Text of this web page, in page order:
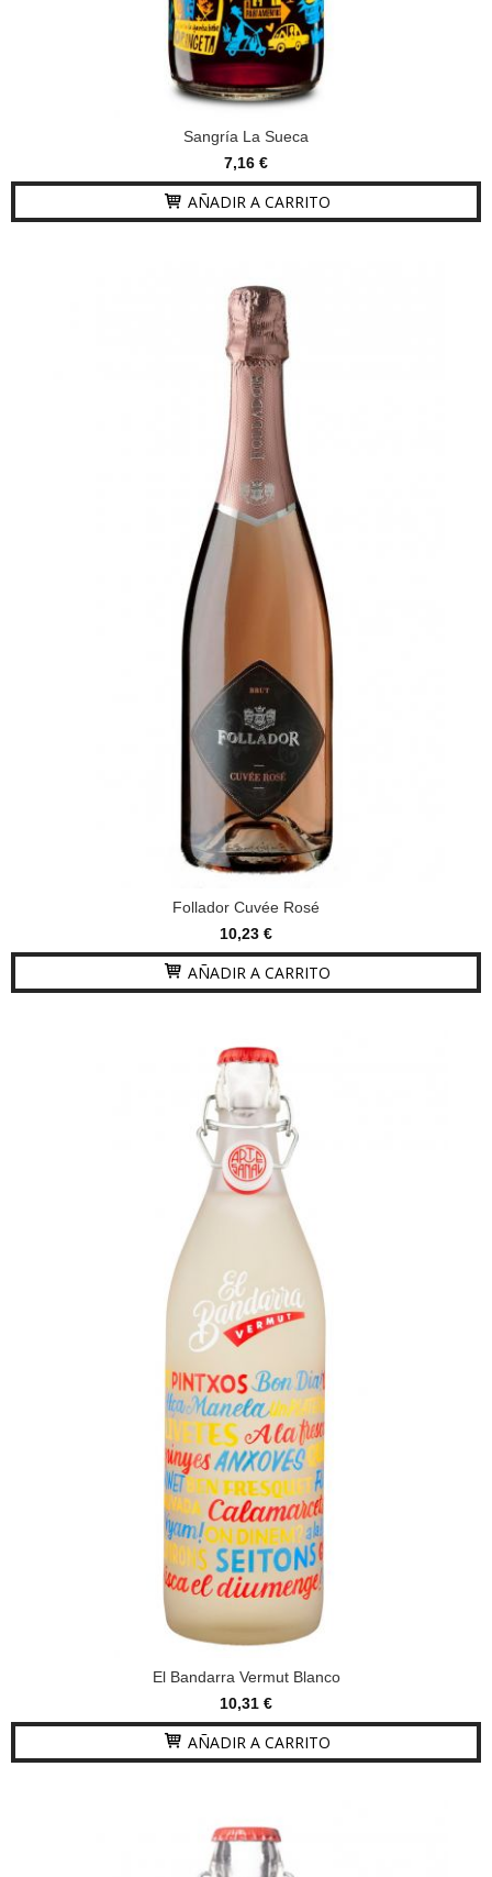
Sangría La Sueca
7,16 €
AÑADIR A CARRITO
Follador Cuvée Rosé
10,23 €
AÑADIR A CARRITO
El Bandarra Vermut Blanco
10,31 €
AÑADIR A CARRITO